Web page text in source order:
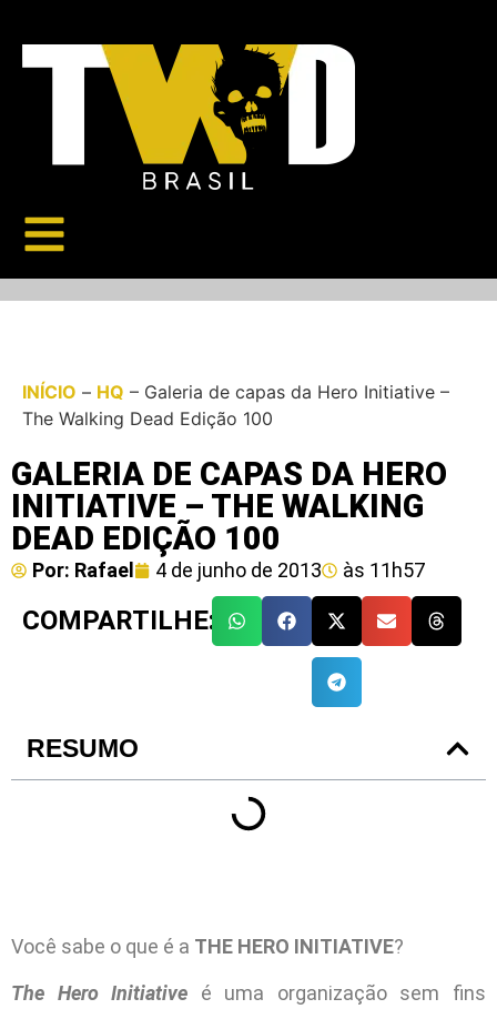
INÍCIO – HQ – Galeria de capas da Hero Initiative –
The Walking Dead Edição 100
GALERIA DE CAPAS DA HERO
INITIATIVE – THE WALKING
DEAD EDIÇÃO 100
Por: Rafael 4 de junho de 2013 às 11h57
COMPARTILHE:
RESUMO
Você sabe o que é a THE HERO INITIATIVE?
The Hero Initiative é uma organização sem fins